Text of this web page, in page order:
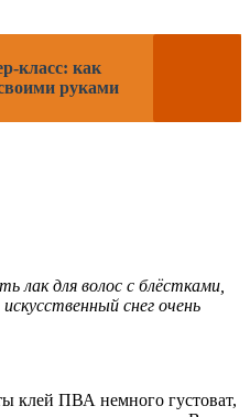
класс: как
руками
лак для волос с блёстками,
снег очень
клей ПВА немного густоват,